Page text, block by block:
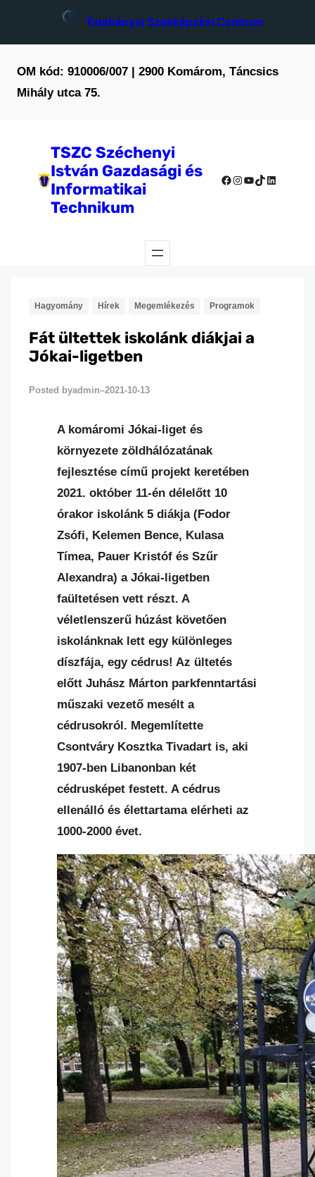
Tatabányai Szakképzési Centrum
OM kód: 910006/007 | 2900 Komárom, Táncsics
Mihály utca 75.
TSZC Széchenyi
István Gazdasági és
Informatikai
Technikum
Facebook
Instagram
YouTube
TikTok
LinkedIn
Hagyomány Hírek Megemlékezés Programok
Fát ültettek iskolánk diákjai a
Jókai-ligetben
Posted byadmin–2021-10-13
A komáromi Jókai-liget és
környezete zöldhálózatának
fejlesztése című projekt keretében
2021. október 11-én délelőtt 10
órakor iskolánk 5 diákja (Fodor
Zsófi, Kelemen Bence, Kulasa
Tímea, Pauer Kristóf és Szűr
Alexandra) a Jókai-ligetben
faültetésen vett részt. A
véletlenszerű húzást követően
iskolánknak lett egy különleges
díszfája, egy cédrus! Az ültetés
előtt Juhász Márton parkfenntartási
műszaki vezető mesélt a
cédrusokról. Megemlítette
Csontváry Kosztka Tivadart is, aki
1907-ben Libanonban két
cédrusképet festett. A cédrus
ellenálló és élettartama elérheti az
1000-2000 évet.